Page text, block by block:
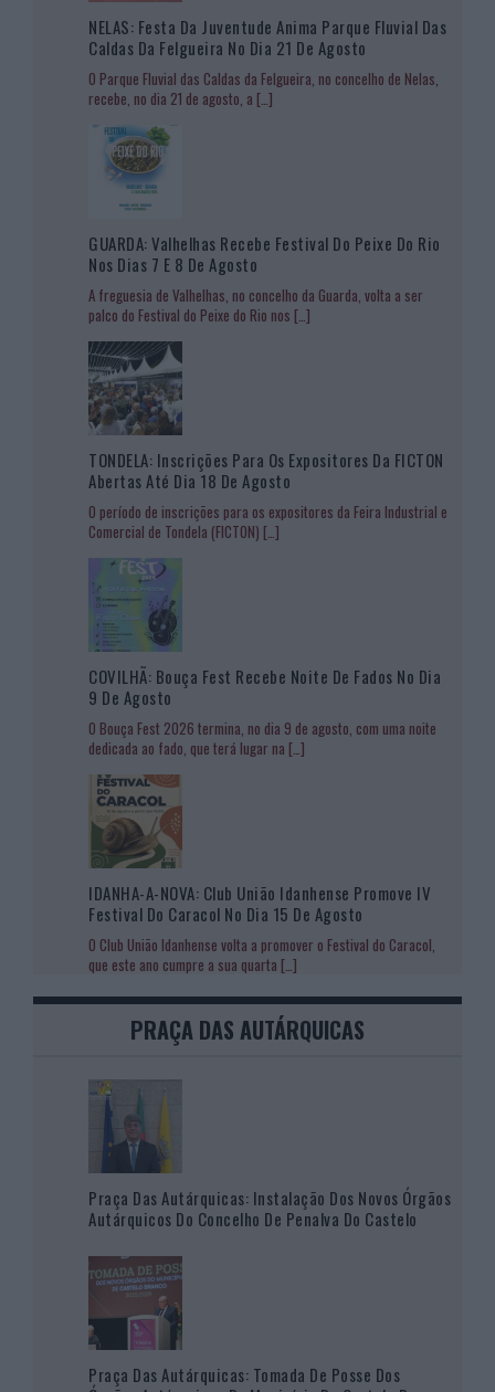
NELAS: Festa Da Juventude Anima Parque Fluvial Das
Caldas Da Felgueira No Dia 21 De Agosto
O Parque Fluvial das Caldas da Felgueira, no concelho de Nelas,
recebe, no dia 21 de agosto, a […]
GUARDA: Valhelhas Recebe Festival Do Peixe Do Rio
Nos Dias 7 E 8 De Agosto
A freguesia de Valhelhas, no concelho da Guarda, volta a ser
palco do Festival do Peixe do Rio nos […]
TONDELA: Inscrições Para Os Expositores Da FICTON
Abertas Até Dia 18 De Agosto
O período de inscrições para os expositores da Feira Industrial e
Comercial de Tondela (FICTON) […]
COVILHÃ: Bouça Fest Recebe Noite De Fados No Dia
9 De Agosto
O Bouça Fest 2026 termina, no dia 9 de agosto, com uma noite
dedicada ao fado, que terá lugar na […]
IDANHA-A-NOVA: Club União Idanhense Promove IV
Festival Do Caracol No Dia 15 De Agosto
O Club União Idanhense volta a promover o Festival do Caracol,
que este ano cumpre a sua quarta […]
PRAÇA DAS AUTÁRQUICAS
Praça Das Autárquicas: Instalação Dos Novos Órgãos
Autárquicos Do Concelho De Penalva Do Castelo
Praça Das Autárquicas: Tomada De Posse Dos